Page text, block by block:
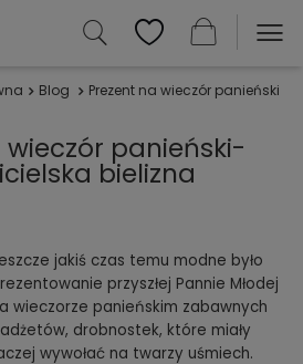
Blog Prezent na wieczór panieński-
wieczór panieński-
bielizna
jakiś czas temu modne było
przyszłej Pannie Młodej
wieczorze panieńskim zabawnych
drobnostek, które miały
wywołać na twarzy uśmiech.